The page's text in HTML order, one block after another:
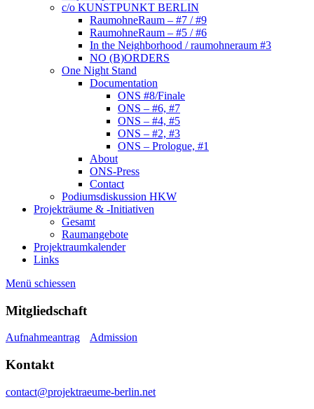
c/o KUNSTPUNKT BERLIN
RaumohneRaum – #7 / #9
RaumohneRaum – #5 / #6
In the Neighborhood / raumohneraum #3
NO (B)ORDERS
One Night Stand
Documentation
ONS #8/Finale
ONS – #6, #7
ONS – #4, #5
ONS – #2, #3
ONS – Prologue, #1
About
ONS-Press
Contact
Podiumsdiskussion HKW
Projekträume & -Initiativen
Gesamt
Raumangebote
Projektraumkalender
Links
Menü schiessen
Mitgliedschaft
Aufnahmeantrag Admission
Kontakt
contact@projektraeume-berlin.net